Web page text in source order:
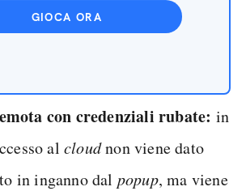
GIOCA ORA
con credenziali rubate: in
al cloudnon viene dato
in inganno dal popup, ma viene